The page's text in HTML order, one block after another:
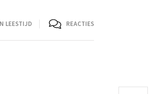
LEESTIJD REACTIES